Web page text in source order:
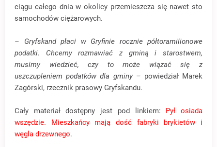
ciągu całego dnia w okolicy przemieszcza się nawet sto
samochodów ciężarowych.
– Gryfskand płaci w Gryfinie rocznie półtoramilionowe
podatki. Chcemy rozmawiać z gminą i starostwem,
musimy wiedzieć, czy to może wiązać się z
uszczupleniem podatków dla gminy – powiedział Marek
Zagórski, rzecznik prasowy Gryfskandu.
Cały materiał dostępny jest pod linkiem: Pył osiada
wszędzie. Mieszkańcy mają dość fabryki brykietów i
węgla drzewnego.